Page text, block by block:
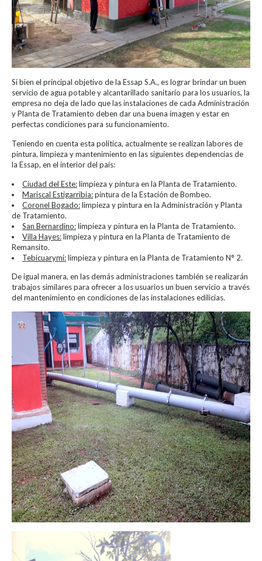
Si bien el principal objetivo de la Essap S.A., es lograr brindar un buen
servicio de agua potable y alcantarillado sanitario para los usuarios, la
empresa no deja de lado que las instalaciones de cada Administración
y Planta de Tratamiento deben dar una buena imagen y estar en
perfectas condiciones para su funcionamiento.
Teniendo en cuenta esta política, actualmente se realizan labores de
pintura, limpieza y mantenimiento en las siguientes dependencias de
la Essap, en el interior del país:
Ciudad del Este:limpieza y pintura en la Planta de Tratamiento.
Mariscal Estigarribia:pintura de la Estación de Bombeo.
Coronel Bogado:limpieza y pintura en la Administración y Planta
de Tratamiento.
San Bernardino:limpieza y pintura en la Planta de Tratamiento.
Villa Hayes:limpieza y pintura en la Planta de Tratamiento de
Remansito.
Tebicuarymi:limpieza y pintura en la Planta de Tratamiento N° 2.
De igual manera, en las demás administraciones también se realizarán
trabajos similares para ofrecer a los usuarios un buen servicio a través
del mantenimiento en condiciones de las instalaciones edilicias.